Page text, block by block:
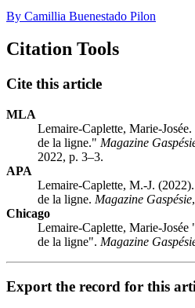
By Camillia Buenestado Pilon
Citation Tools
Cite this article
MLA
Lemaire-Caplette, Marie-
de la ligne." Magazine
2022, p. 3–3.
APA
Lemaire-Caplette, M.-J.
de la ligne. Magazine Gaspésie,
Chicago
Lemaire-Caplette, Marie-Josée
de la ligne". Magazine
Export the record for this